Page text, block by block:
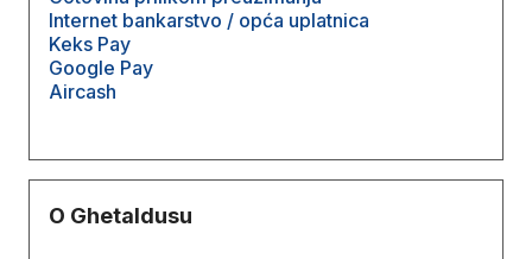
Internet bankarstvo / opća uplatnica
Keks Pay
Google Pay
Aircash
O Ghetaldusu